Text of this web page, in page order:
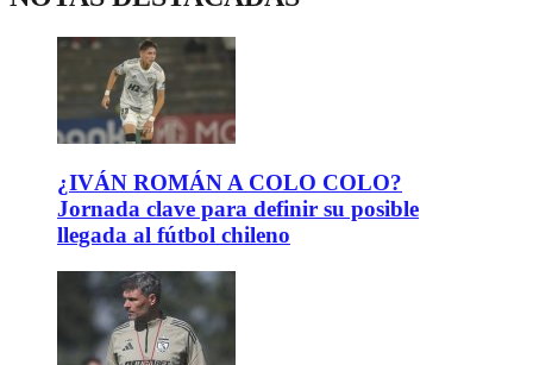
¿IVÁN ROMÁN A COLO COLO?
Jornada clave para definir su posible
llegada al fútbol chileno